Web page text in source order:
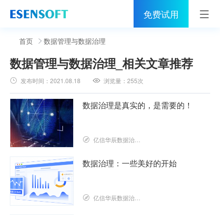
免费试用
首页
睿治
解决方案
伙伴
服务
关于亿信
400-0011-866
首页 数据管理与数据治理
数据管理与数据治理 _相关文章推荐
发布时间：2021.08.18 浏览量：255次
数据治理是真实的，是需要的！
亿信华辰数据治理研究院
数据治理：一些美好的开始
亿信华辰数据治理研究院